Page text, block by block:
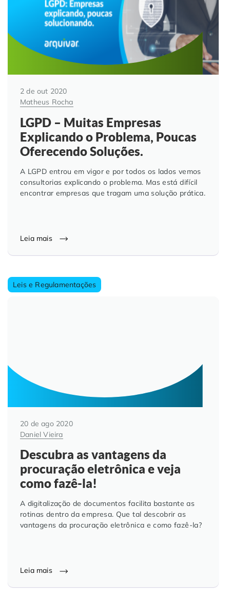
2 de out 2020
Matheus Rocha
LGPD – Muitas Empresas
Explicando o Problema, Poucas
Oferecendo Soluções.
A LGPD entrou em vigor e por todos os lados vemos
consultorias explicando o problema. Mas está difícil
encontrar empresas que tragam uma solução prática.
Leia mais
Leis e Regulamentações
20 de ago 2020
Daniel Vieira
Descubra as vantagens da
procuração eletrônica e veja
como fazê-la!
A digitalização de documentos facilita bastante as
rotinas dentro da empresa. Que tal descobrir as
vantagens da procuração eletrônica e como fazê-la?
Leia mais